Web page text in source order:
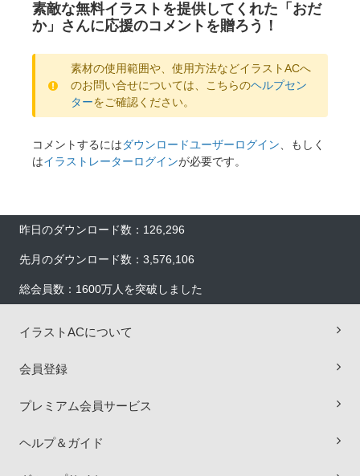
素敵な無料イラストを提供してくれた「おだ
か」さんに応援のコメントを贈ろう！
素材の使用範囲や、使用方法などイラストACへ
のお問い合せについては、こちらのヘルプセン
ターをご確認ください。
コメントするにはダウンロードユーザーログイン、もしく
はイラストレーターログインが必要です。
昨日のダウンロード数：126,296
先月のダウンロード数：3,576,106
総会員数：1600万人を突破しました
イラストACについて
会員登録
プレミアム会員サービス
ヘルプ＆ガイド